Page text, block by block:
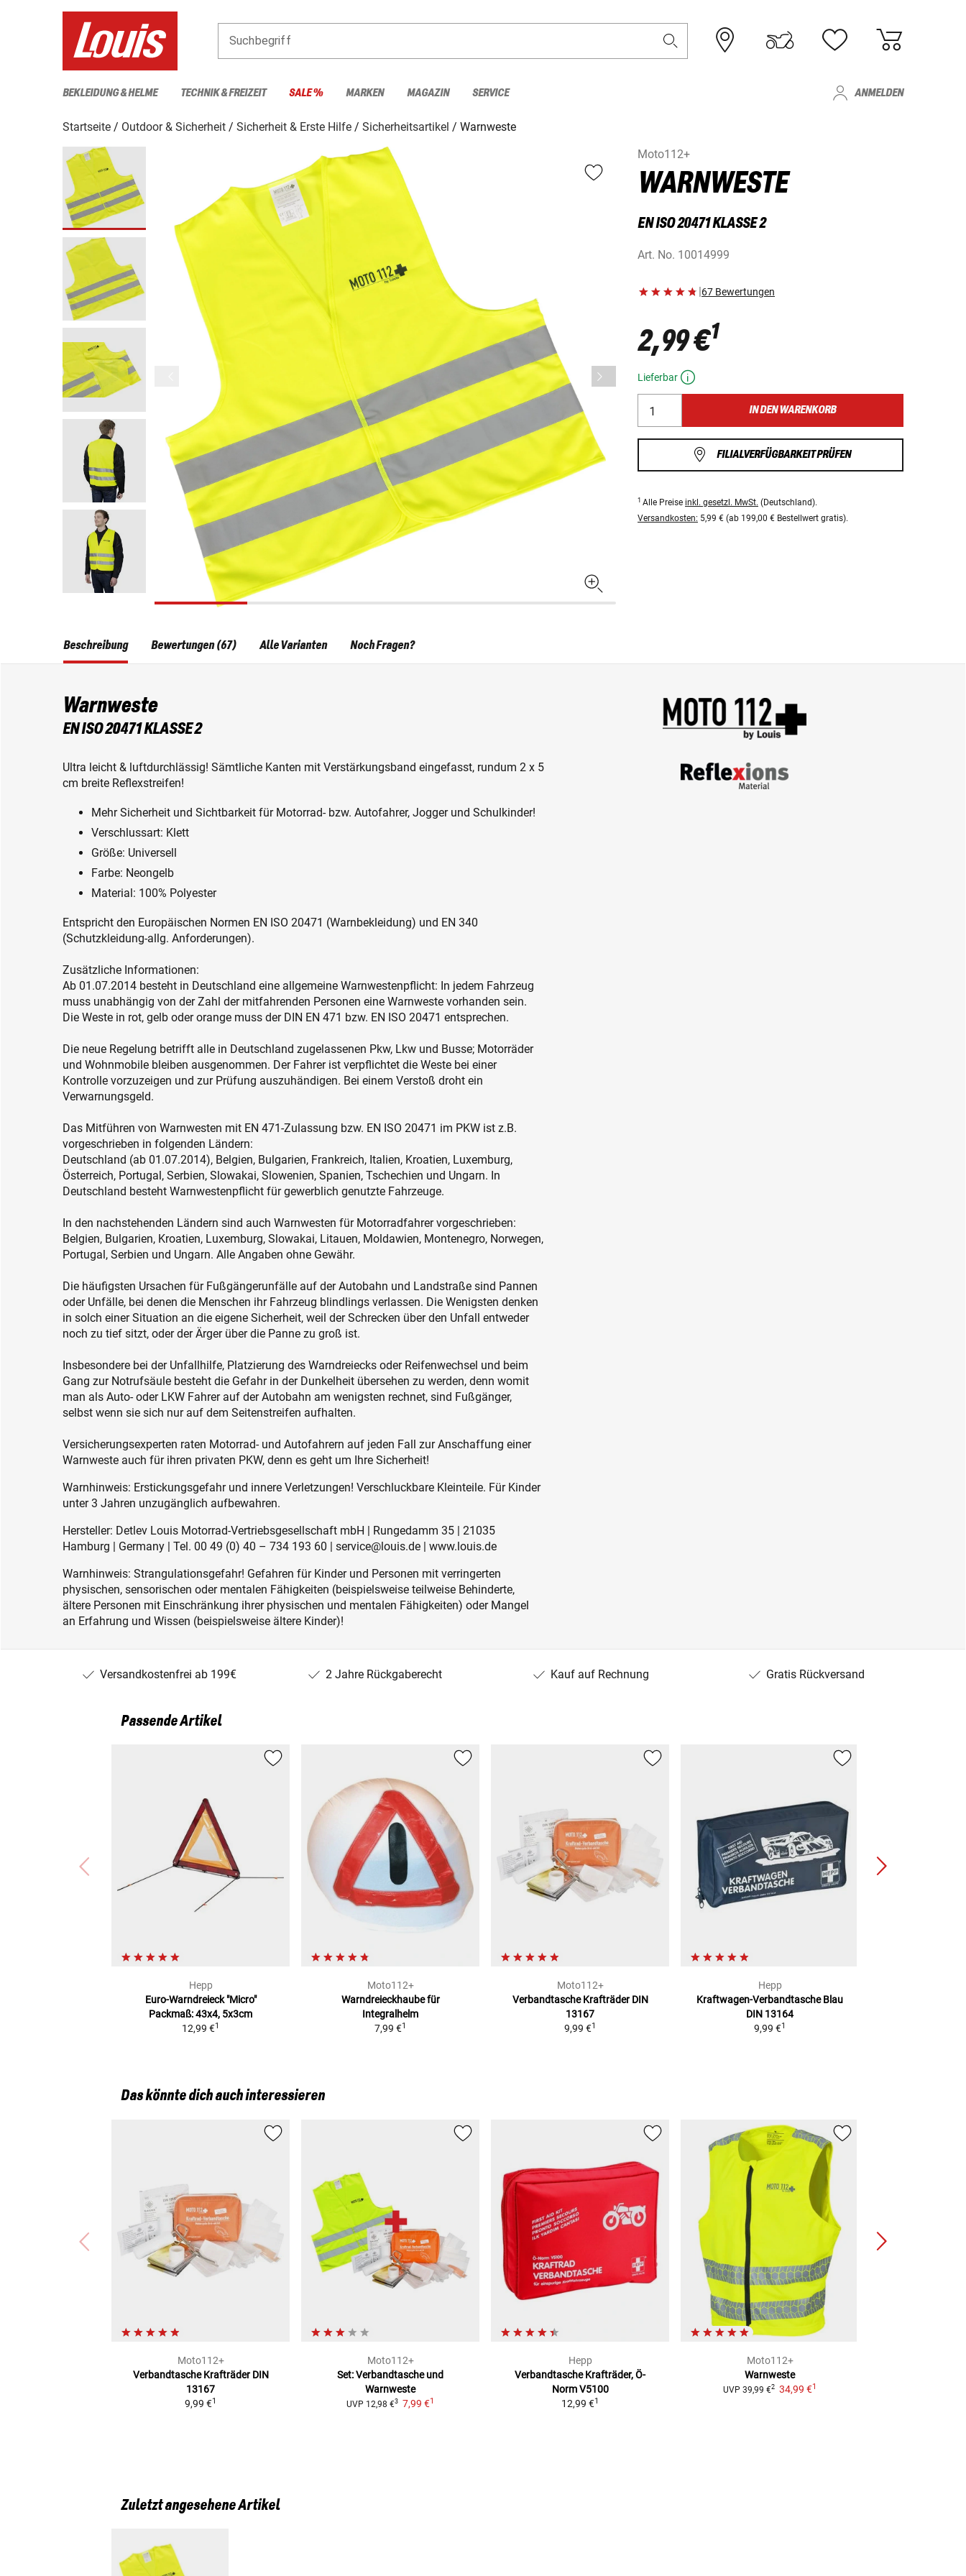
Suchbegriff
BEKLEIDUNG & HELME TECHNIK & FREIZEIT SALE % MARKEN MAGAZIN SERVICE ANMELDEN
Startseite Outdoor & Sicherheit Sicherheit & Erste Hilfe Sicherheitsartikel
Warnweste
Moto112+
WARNWESTE
EN ISO 20471 KLASSE 2
Art. No. 10014999
|67 Bewertungen
2,99 €1
Lieferbar
IN DEN WARENKORB
FILIALVERFÜGBARKEIT PRÜFEN
1 Alle Preise inkl. gesetzl. MwSt. (Deutschland).
Versandkosten: 5,99 € (ab 199,00 € Bestellwert gratis).
Beschreibung
Warnweste
EN ISO 20471 KLASSE 2
Ultra leicht & luftdurchlässig! Sämtliche Kanten mit Verstärkungsband eingefasst, rundum 2 x 5
cm breite Reflexstreifen!
Mehr Sicherheit und Sichtbarkeit für Motorrad- bzw. Autofahrer, Jogger und Schulkinder!
Verschlussart: Klett
Größe: Universell
Farbe: Neongelb
Material: 100% Polyester
Entspricht den Europäischen Normen EN ISO 20471 (Warnbekleidung) und EN 340
(Schutzkleidung-allg. Anforderungen).
Zusätzliche Informationen:
Ab 01.07.2014 besteht in Deutschland eine allgemeine Warnwestenpflicht: In jedem Fahrzeug
muss unabhängig von der Zahl der mitfahrenden Personen eine Warnweste vorhanden sein.
Die Weste in rot, gelb oder orange muss der DIN EN 471 bzw. EN ISO 20471 entsprechen.
Die neue Regelung betrifft alle in Deutschland zugelassenen Pkw, Lkw und Busse; Motorräder
und Wohnmobile bleiben ausgenommen. Der Fahrer ist verpflichtet die Weste bei einer
Kontrolle vorzuzeigen und zur Prüfung auszuhändigen. Bei einem Verstoß droht ein
Verwarnungsgeld.
Das Mitführen von Warnwesten mit EN 471-Zulassung bzw. EN ISO 20471 im PKW ist z.B.
vorgeschrieben in folgenden Ländern:
Deutschland (ab 01.07.2014), Belgien, Bulgarien, Frankreich, Italien, Kroatien, Luxemburg,
Österreich, Portugal, Serbien, Slowakai, Slowenien, Spanien, Tschechien und Ungarn. In
Deutschland besteht Warnwestenpflicht für gewerblich genutzte Fahrzeuge.
In den nachstehenden Ländern sind auch Warnwesten für Motorradfahrer vorgeschrieben:
Belgien, Bulgarien, Kroatien, Luxemburg, Slowakai, Litauen, Moldawien, Montenegro, Norwegen,
Portugal, Serbien und Ungarn. Alle Angaben ohne Gewähr.
Die häufigsten Ursachen für Fußgängerunfälle auf der Autobahn und Landstraße sind Pannen
oder Unfälle, bei denen die Menschen ihr Fahrzeug blindlings verlassen. Die Wenigsten denken
in solch einer Situation an die eigene Sicherheit, weil der Schrecken über den Unfall entweder
noch zu tief sitzt, oder der Ärger über die Panne zu groß ist.
Insbesondere bei der Unfallhilfe, Platzierung des Warndreiecks oder Reifenwechsel und beim
Gang zur Notrufsäule besteht die Gefahr in der Dunkelheit übersehen zu werden, denn womit
man als Auto- oder LKW Fahrer auf der Autobahn am wenigsten rechnet, sind Fußgänger,
selbst wenn sie sich nur auf dem Seitenstreifen aufhalten.
Versicherungsexperten raten Motorrad- und Autofahrern auf jeden Fall zur Anschaffung einer
Warnweste auch für ihren privaten PKW, denn es geht um Ihre Sicherheit!
Warnhinweis: Erstickungsgefahr und innere Verletzungen! Verschluckbare Kleinteile. Für Kinder
unter 3 Jahren unzugänglich aufbewahren.
Hersteller: Detlev Louis Motorrad-Vertriebsgesellschaft mbH | Rungedamm 35 | 21035
Hamburg | Germany | Tel. 00 49 (0) 40 – 734 193 60 | service@louis.de | www.louis.de
Warnhinweis: Strangulationsgefahr! Gefahren für Kinder und Personen mit verringerten
physischen, sensorischen oder mentalen Fähigkeiten (beispielsweise teilweise Behinderte,
ältere Personen mit Einschränkung ihrer physischen und mentalen Fähigkeiten) oder Mangel
an Erfahrung und Wissen (beispielsweise ältere Kinder)!
Bewertungen (67) Alle Varianten Noch Fragen?
Versandkostenfrei ab 199€ 2 Jahre Rückgaberecht Kauf auf Rechnung Gratis Rückversand
Passende Artikel
Hepp
Euro-Warndreieck "Micro"
Packmaß: 43x4, 5x3cm
12,99 €1
Moto112+
Warndreieckhaube für
Integralhelm
7,99 €1
Moto112+
Verbandtasche Krafträder DIN
13167
9,99 €1
Hepp
Kraftwagen-Verbandtasche Blau
DIN 13164
9,99 €1
Das könnte dich auch interessieren
Moto112+
Verbandtasche Krafträder DIN
13167
9,99 €1
Moto112+
Set: Verbandtasche und
Warnweste
UVP 12,98 €3 7,99 €1
Hepp
Verbandtasche Krafträder, Ö-
Norm V5100
12,99 €1
Moto112+
Warnweste
UVP 39,99 €2 34,99 €1
Zuletzt angesehene Artikel